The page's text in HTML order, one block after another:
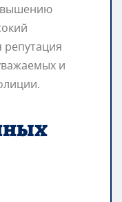
и